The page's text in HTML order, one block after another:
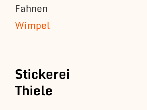
Fahnen
Wimpel
Stickerei
Thiele